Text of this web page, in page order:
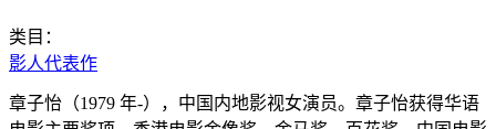
类目：
影人代表作
章子怡（1979 年-），中国内地影视女演员。章子怡获得华语